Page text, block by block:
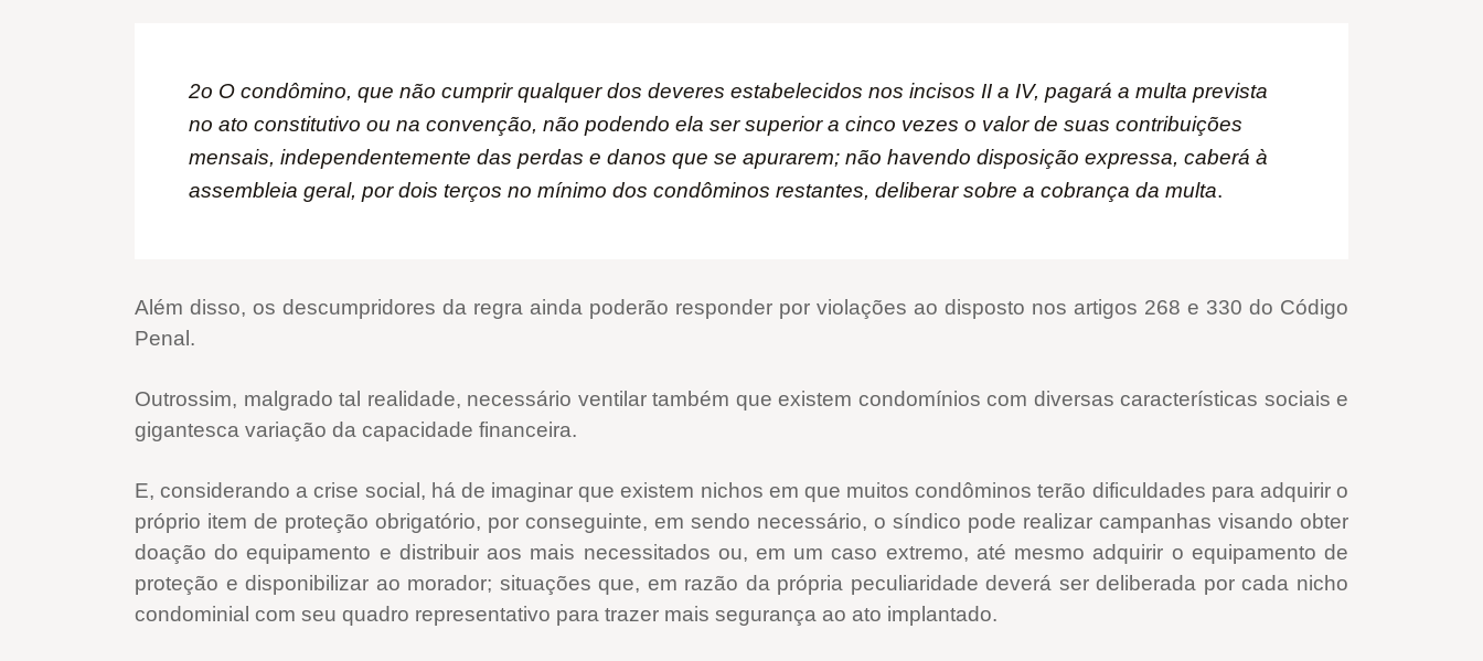
2o O condômino, que não cumprir qualquer dos deveres estabelecidos nos incisos II a IV, pagará a multa prevista
no ato constitutivo ou na convenção, não podendo ela ser superior a cinco vezes o valor de suas contribuições
mensais, independentemente das perdas e danos que se apurarem; não havendo disposição expressa, caberá à
assembleia geral, por dois terços no mínimo dos condôminos restantes, deliberar sobre a cobrança da multa.
Além disso, os descumpridores da regra ainda poderão responder por violações ao disposto nos artigos 268 e 330 do Código
Penal.
Outrossim, malgrado tal realidade, necessário ventilar também que existem condomínios com diversas características sociais e
gigantesca variação da capacidade financeira.
E, considerando a crise social, há de imaginar que existem nichos em que muitos condôminos terão dificuldades para adquirir o
próprio item de proteção obrigatório, por conseguinte, em sendo necessário, o síndico pode realizar campanhas visando obter
doação do equipamento e distribuir aos mais necessitados ou, em um caso extremo, até mesmo adquirir o equipamento de
proteção e disponibilizar ao morador; situações que, em razão da própria peculiaridade deverá ser deliberada por cada nicho
condominial com seu quadro representativo para trazer mais segurança ao ato implantado.